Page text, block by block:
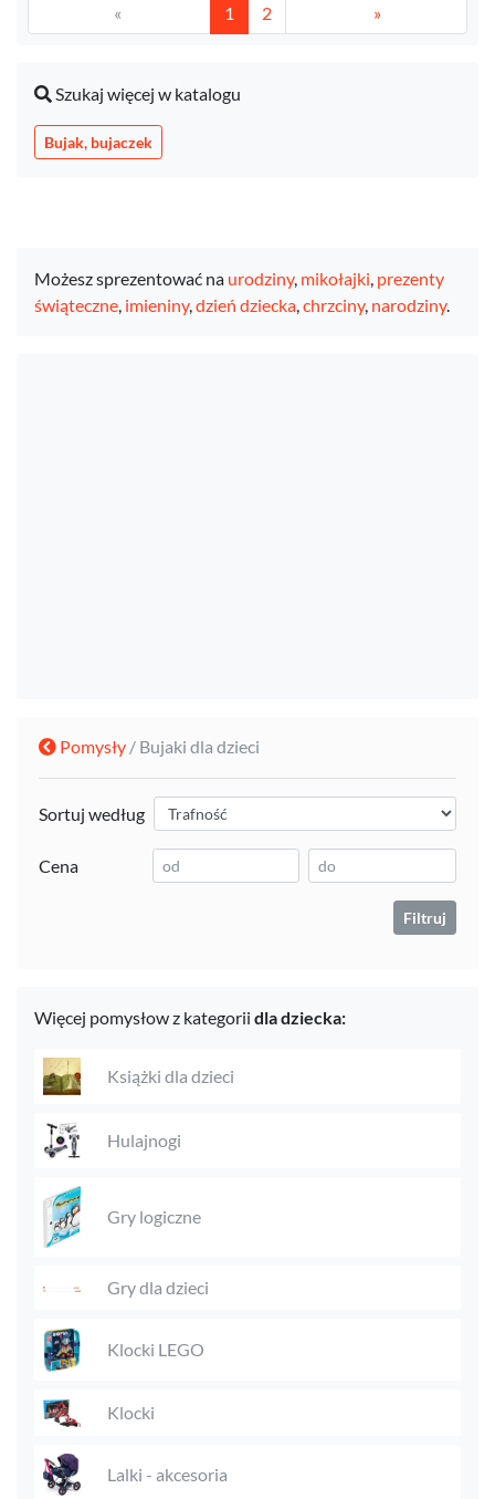
« 1 2 »
Szukaj więcej w katalogu
Bujak, bujaczek
Możesz sprezentować na urodziny, mikołajki, prezenty
świąteczne, imieniny,dzień dziecka,chrzciny, narodziny.
Pomysły / Bujaki dla dzieci
Sortuj według
Cena
Filtruj
Więcej pomysłow z kategorii dla dziecka:
Książki dla dzieci
Hulajnogi
Gry logiczne
Gry dla dzieci
Klocki LEGO
Klocki
Lalki - akcesoria